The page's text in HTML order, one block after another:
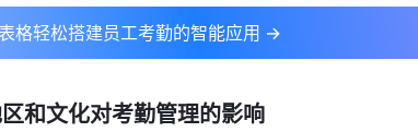
格轻松搭建员工考勤的智能应用 →
和文化对考勤管理的影响